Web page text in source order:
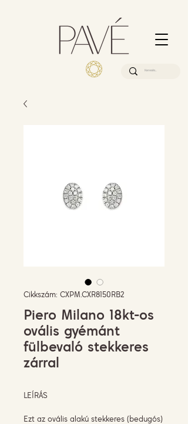
Cikkszám: CXPM.CXR8150RB2
Piero Milano 18kt-os
ovális gyémánt
fülbevaló stekkeres
zárral
LEÍRÁS
Ezt az ovális alakú stekkeres (bedugós)